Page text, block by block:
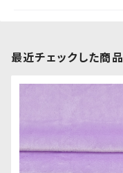
最近チェックした商品